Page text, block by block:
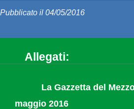
Pubblicato il 04/05/2016
Allegati:
La Gazzetta del
maggio 2016